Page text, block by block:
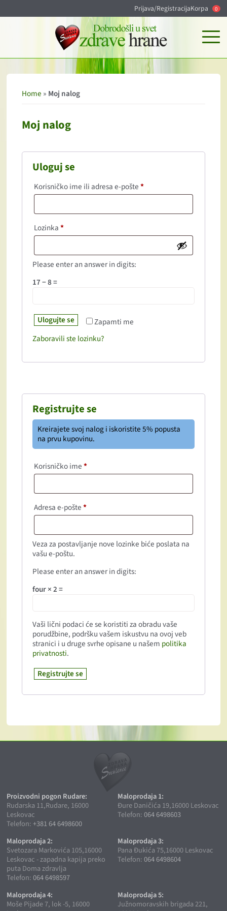
Prijava/RegistracijaKorpa 0
Home » Moj nalog
Moj nalog
Uloguj se
Korisničko ime ili adresa e-pošte*
Lozinka*
Please enter an answer in digits:
17 − 8 =
Zapamti me
Ulogujte se
Zaboravili ste lozinku?
Registrujte se
Kreirajete svoj nalog i iskoristite 5% popusta
na prvu kupovinu.
Korisničko ime*
Adresa e-pošte*
Veza za postavljanje nove lozinke biće poslata na
vašu e-poštu.
Please enter an answer in digits:
four × 2 =
Vaši lični podaci će se koristiti za obradu vaše
porudžbine, podršku vašem iskustvu na ovoj veb
stranici i u druge svrhe opisane u našem politika
privatnosti.
Registrujte se
Proizvodni pogon Rudare:
Rudarska 11,Rudare, 16000
Leskovac
Telefon:+381 64 6498600
Maloprodaja 1:
Đure Daničića 19,16000 Leskovac
Telefon:064 6498603
Maloprodaja 2:
Svetozara Markovića 105,16000
Leskovac - zapadna kapija preko
puta Doma zdravlja
Telefon:064 6498597
Maloprodaja 3:
Pana Đukića 75,16000 Leskovac
Telefon:064 6498604
Maloprodaja 4:
Moše Pijade 7, lok -5, 16000
Maloprodaja 5:
Južnomoravskih brigada 221,